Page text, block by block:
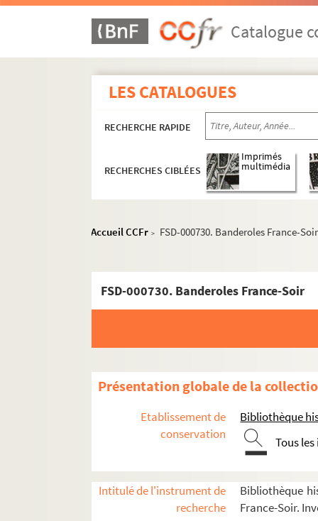
Catalogue
LES CATALOGUES
RECHERCHE RAPIDE
RECHERCHES CIBLÉES
Imprimés
multimédia
Accueil CCFr > FSD-000730. Banderoles France-Soir
FSD-000730. Banderoles France-Soir
Présentation globale de la
Etablissement de
conservation
Bibliothèque
Tous
Intitulé de l'instrument de
recherche
Bibliothèque
France-Soir.